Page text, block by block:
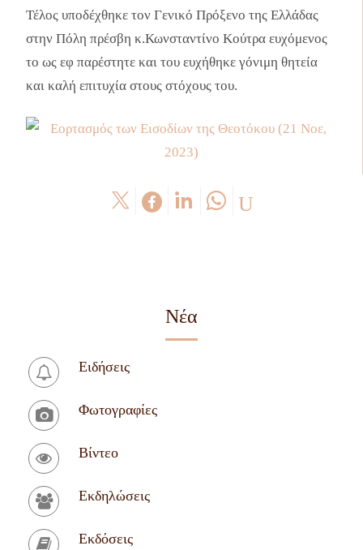
Νέα
Ειδήσεις
Φωτογραφίες
Βίντεο
Εκδηλώσεις
Εκδόσεις
Τέλος υποδέχθηκε τον Γενικό Πρόξενο της Ελλάδας
στην Πόλη πρέσβη κ.Κωνσταντίνο Κούτρα ευχόμενος
το ως εφ παρέστητε και του ευχήθηκε γόνιμη θητεία
και καλή επιτυχία στους στόχους του.